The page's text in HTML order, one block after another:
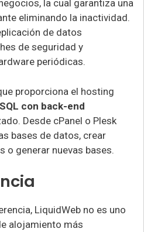
la cual garantiza una
eliminando la inactividad.
de datos
de seguridad y
periódicas.
proporciona el hosting
con back-end
Desde cPanel o Plesk
bases de datos, crear
o generar nuevas bases.
LiquidWeb no es uno
alojamiento más